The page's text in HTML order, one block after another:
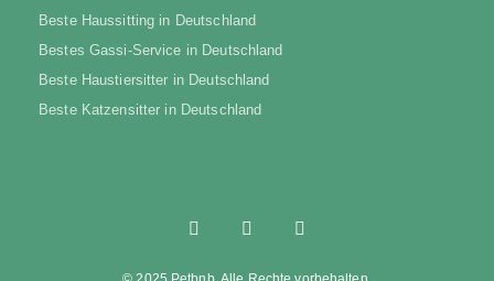
Beste Haussitting in Deutschland
Bestes Gassi-Service in Deutschland
Beste Haustiersitter in Deutschland
Beste Katzensitter in Deutschland